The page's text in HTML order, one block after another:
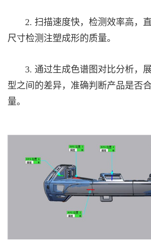
2. 扫描速度快，检测效率高，
尺寸检测注塑成形的质量。
3. 通过生成色谱图对比分析，展
型之间的差异，准确判断产品是否
量。